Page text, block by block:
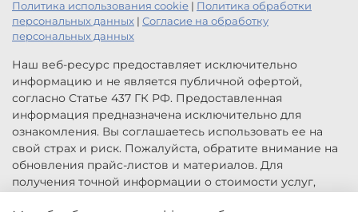
Политика использования cookie | Политика обработки
персональных данных | Согласие на обработку
персональных данных
Наш веб-ресурс предоставляет исключительно
информацию и не является публичной офертой,
согласно Статье 437 ГК РФ. Предоставленная
информация предназначена исключительно для
ознакомления. Вы соглашаетесь использовать ее на
свой страх и риск. Пожалуйста, обратите внимание на
обновления прайс-листов и материалов. Для
получения точной информации о стоимости услуг,